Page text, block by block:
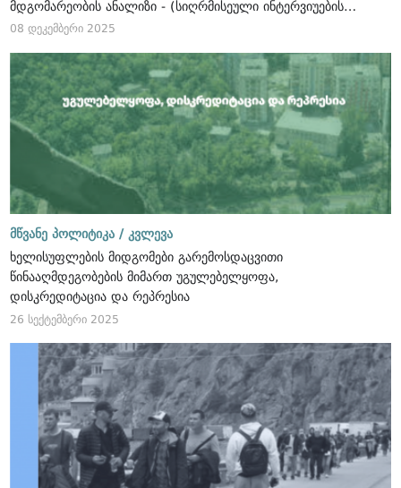
მდგომარეობის ანალიზი - (სიღრმისეული ინტერვიუების
მიგნებები), ოქტომბერი - ნოემბერი, 2024
08 დეკემბერი 2025
მწვანე პოლიტიკა / კვლევა
ხელისუფლების მიდგომები გარემოსდაცვითი
წინააღმდეგობების მიმართ უგულებელყოფა,
დისკრედიტაცია და რეპრესია
26 სექტემბერი 2025